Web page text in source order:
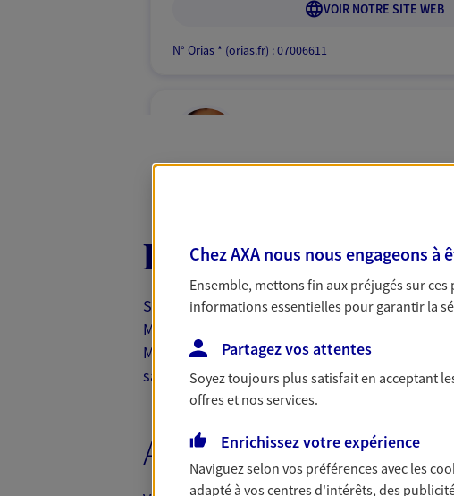
VOIR NOTRE SITE WEB
N° Orias * (orias.fr) : 07006611
04 91 53 22 44
Joris Attali
Agent général d'assurance exclusif
Patrimoine
Découvrez nos
Sous les yeux de Notre Dame de la Garde,
Marseille. Nos agents AXA assurance à
Marseille 6
établissent avec vous une
santé, assurance maison, une étude
Assurance véhicule à
Chez AXA nous nous engageons
Ensemble, mettons fin aux préjugés sur
informations essentielles pour garantir la
Partagez vos attentes
Soyez toujours plus satisfait en acceptant
offres et nos services.
Enrichissez votre expérience
Naviguez selon vos préférences avec les
adapté à vos centres d'intérêts, des